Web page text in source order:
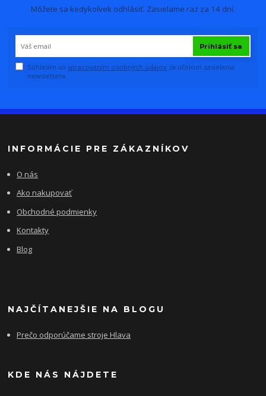
Môžete sa kedykoľvek odhlásiť. Zasielame raz za 14 dní.
Prihlásiť sa
Súhlasím so spracovaním osobných údajov za účelom zasielania
newslettera.
INFORMÁCIE PRE ZÁKAZNÍKOV
O nás
Ako nakupovať
Obchodné podmienky
Kontakty
Blog
NAJČÍTANEJŠIE NA BLOGU
Prečo odporúčame stroje Hlava
KDE NÁS NÁJDETE